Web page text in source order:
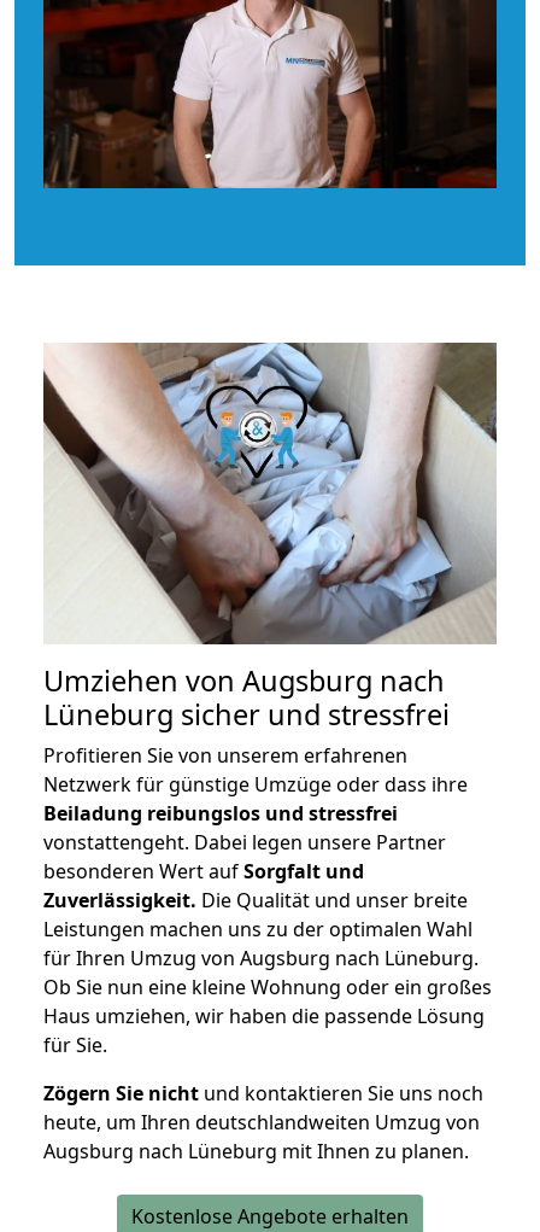
Umziehen von Augsburg nach
Lüneburg sicher und stressfrei
Profitieren Sie von unserem erfahrenen
Netzwerk für günstige Umzüge oder dass ihre
Beiladung reibungslos und stressfrei
vonstattengeht. Dabei legen unsere Partner
besonderen Wert aufSorgfalt und
Zuverlässigkeit. Die Qualität und unser breite
Leistungen machen uns zu der optimalen Wahl
für Ihren Umzug von Augsburg nach Lüneburg.
Ob Sie nun eine kleine Wohnung oder ein großes
Haus umziehen, wir haben die passende Lösung
für Sie.
Zögern Sie nicht und kontaktieren Sie uns noch
heute, um Ihren deutschlandweiten Umzug von
Augsburg nach Lüneburg mit Ihnen zu planen.
Kostenlose Angebote erhalten